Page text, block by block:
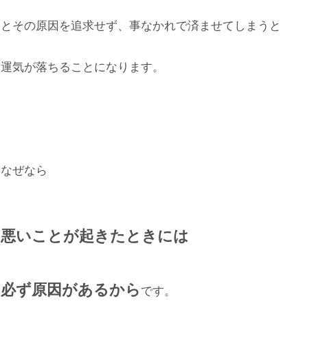
とその原因を追求せず、事なかれで済ませてしまうと
運気が落ちることになります。
なぜなら
悪いことが起きたときには
必ず原因があるから です。